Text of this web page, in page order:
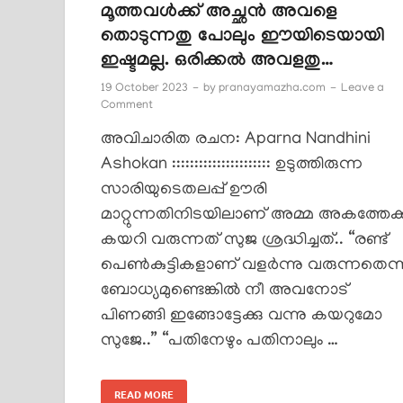
മൂത്തവൾക്ക് അച്ഛൻ അവളെ
തൊടുന്നതു പോലും ഈയിടെയായി
ഇഷ്ടമല്ല. ഒരിക്കൽ അവളതു…
19 October 2023 - by pranayamazha.com - Leave a
Comment
അവിചാരിത രചന: Aparna Nandhini
Ashokan :::::::::::::::::::::: ഉടുത്തിരുന്ന
സാരിയുടെതലപ്പ് ഊരി
മാറ്റുന്നതിനിടയിലാണ് അമ്മ
കയറി വരുന്നത് സുജ ശ്രദ്ധിച്ചത്.. “രണ്ട്
പെൺകുട്ടികളാണ് വളർന്നു
ബോധ്യമുണ്ടെങ്കിൽ നീ അവനോട്
പിണങ്ങി ഇങ്ങോട്ടേക്കു വന്നു കയറുമോ
സുജേ..” “പതിനേഴും പതിനാലും …
READ MORE